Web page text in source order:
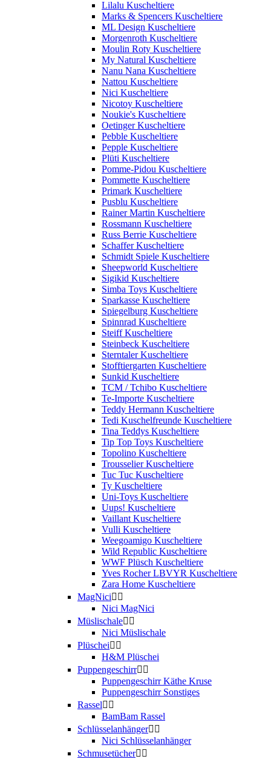
Lilalu Kuscheltiere
Marks & Spencers Kuscheltiere
ML Design Kuscheltiere
Morgenroth Kuscheltiere
Moulin Roty Kuscheltiere
My Natural Kuscheltiere
Nanu Nana Kuscheltiere
Nattou Kuscheltiere
Nici Kuscheltiere
Nicotoy Kuscheltiere
Noukie's Kuscheltiere
Oetinger Kuscheltiere
Pebble Kuscheltiere
Pepple Kuscheltiere
Plüti Kuscheltiere
Pomme-Pidou Kuscheltiere
Pommette Kuscheltiere
Primark Kuscheltiere
Pusblu Kuscheltiere
Rainer Martin Kuscheltiere
Rossmann Kuscheltiere
Russ Berrie Kuscheltiere
Schaffer Kuscheltiere
Schmidt Spiele Kuscheltiere
Sheepworld Kuscheltiere
Sigikid Kuscheltiere
Simba Toys Kuscheltiere
Sparkasse Kuscheltiere
Spiegelburg Kuscheltiere
Spinnrad Kuscheltiere
Steiff Kuscheltiere
Steinbeck Kuscheltiere
Sterntaler Kuscheltiere
Stofftiergarten Kuscheltiere
Sunkid Kuscheltiere
TCM / Tchibo Kuscheltiere
Te-Importe Kuscheltiere
Teddy Hermann Kuscheltiere
Tedi Kuschelfreunde Kuscheltiere
Tina Teddys Kuscheltiere
Tip Top Toys Kuscheltiere
Topolino Kuscheltiere
Trousselier Kuscheltiere
Tuc Tuc Kuscheltiere
Ty Kuscheltiere
Uni-Toys Kuscheltiere
Uups! Kuscheltiere
Vaillant Kuscheltiere
Vulli Kuscheltiere
Weegoamigo Kuscheltiere
Wild Republic Kuscheltiere
WWF Plüsch Kuscheltiere
Yves Rocher LBVYR Kuscheltiere
Zara Home Kuscheltiere
MagNici 
Nici MagNici
Müslischale 
Nici Müslischale
Plüschei 
H&M Plüschei
Puppengeschirr 
Puppengeschirr Käthe Kruse
Puppengeschirr Sonstiges
Rassel 
BamBam Rassel
Schlüsselanhänger 
Nici Schlüsselanhänger
Schmusetücher 